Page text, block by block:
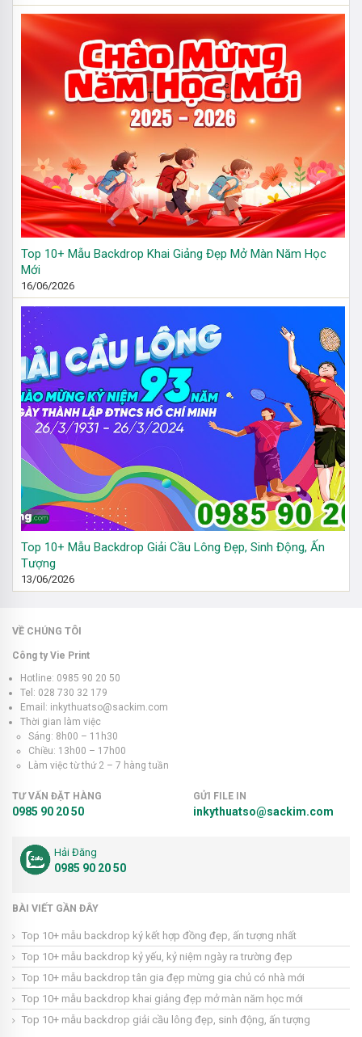
Top 10+ Mẫu Backdrop Khai Giảng Đẹp Mở Màn Năm Học
Mới
16/06/2026
Top 10+ Mẫu Backdrop Giải Cầu Lông Đẹp, Sinh Động, Ấn
Tượng
13/06/2026
VỀ CHÚNG TÔI
Công ty Vie Print
Hotline: 0985 90 20 50
Tel: 028 730 32 179
Email: inkythuatso@sackim.com
Thời gian làm việc
Sáng: 8h00 – 11h30
Chiều: 13h00 – 17h00
Làm việc từ thứ 2 – 7 hàng tuần
TƯ VẤN ĐẶT HÀNG
0985 90 20 50
GỬI FILE IN
inkythuatso@sackim.com
Hải Đăng
0985 90 20 50
BÀI VIẾT GẦN ĐÂY
Top 10+ mẫu backdrop ký kết hợp đồng đẹp, ấn tượng nhất
Top 10+ mẫu backdrop kỷ yếu, kỷ niệm ngày ra trường đẹp
Top 10+ mẫu backdrop tân gia đẹp mừng gia chủ có nhà mới
Top 10+ mẫu backdrop khai giảng đẹp mở màn năm học mới
Top 10+ mẫu backdrop giải cầu lông đẹp, sinh động, ấn tượng